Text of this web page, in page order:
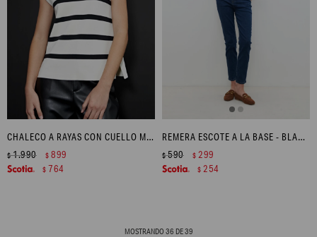
CHALECO A RAYAS CON CUELLO MARINERO - BEIGE MELANGE
$1.990 $ 899
$ 764
REMERA ESCOTE A LA BASE - BLANCO
$590 $ 299
$ 254
MOSTRANDO 36 DE39